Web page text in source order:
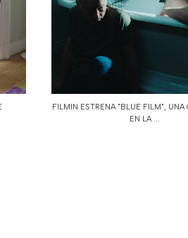
FILMIN ESTRENA "BLUE FILM", UNA
EN LA ...